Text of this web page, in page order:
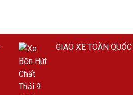
GIAO XE TOÀN QUỐC